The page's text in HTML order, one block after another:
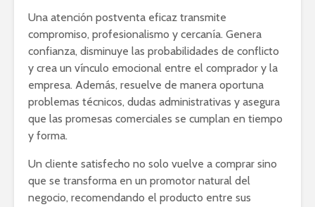
Una atención postventa eficaz transmite
compromiso, profesionalismo y cercanía. Genera
confianza, disminuye las probabilidades de conflicto
y crea un vínculo emocional entre el comprador y la
empresa. Además, resuelve de manera oportuna
problemas técnicos, dudas administrativas y asegura
que las promesas comerciales se cumplan en tiempo
y forma.
Un cliente satisfecho no solo vuelve a comprar sino
que se transforma en un promotor natural del
negocio, recomendando el producto entre sus